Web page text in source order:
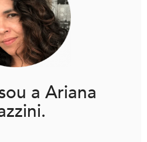
a Ariana